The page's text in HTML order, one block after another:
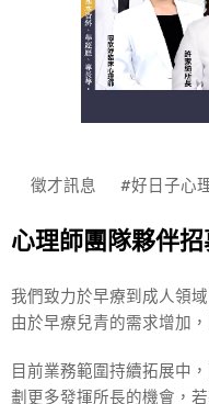
☀️徵才訊息☀️ #好日子心
心理師團隊夥伴招
我們致力於早療到成人領
由於早療兒青的需求增加
目前業務範圍持續拓展中
劃更多發揮所長的機會，